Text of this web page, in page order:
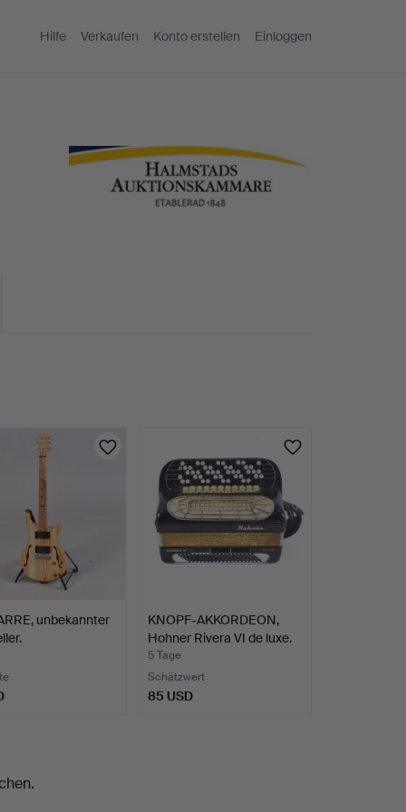
Hilfe Verkaufen Konto erstellen Einloggen
unbekannter
KNOPF-AKKORDEON,
Hohner Rivera VI de luxe.
5 Tage
Schätzwert
85 USD